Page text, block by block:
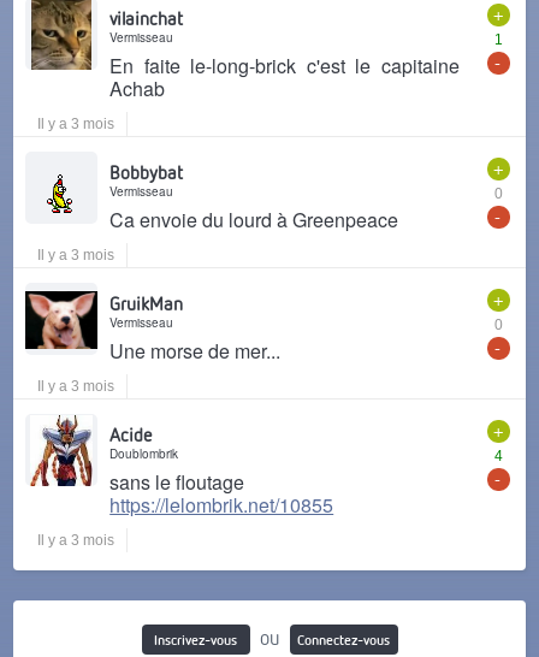
+
1
-
vilainchat
Vermisseau
En faite le-long-brick c'est le capitaine
Achab
Il y a 3 mois
+
0
-
Bobbybat
Vermisseau
Ca envoie du lourd à Greenpeace
Il y a 3 mois
+
0
-
GruikMan
Vermisseau
Une morse de mer...
Il y a 3 mois
+
4
-
Acide
Doublombrik
sans le floutage
https://lelombrik.net/10855
Il y a 3 mois
Inscrivez-vous ou
Connectez-vous